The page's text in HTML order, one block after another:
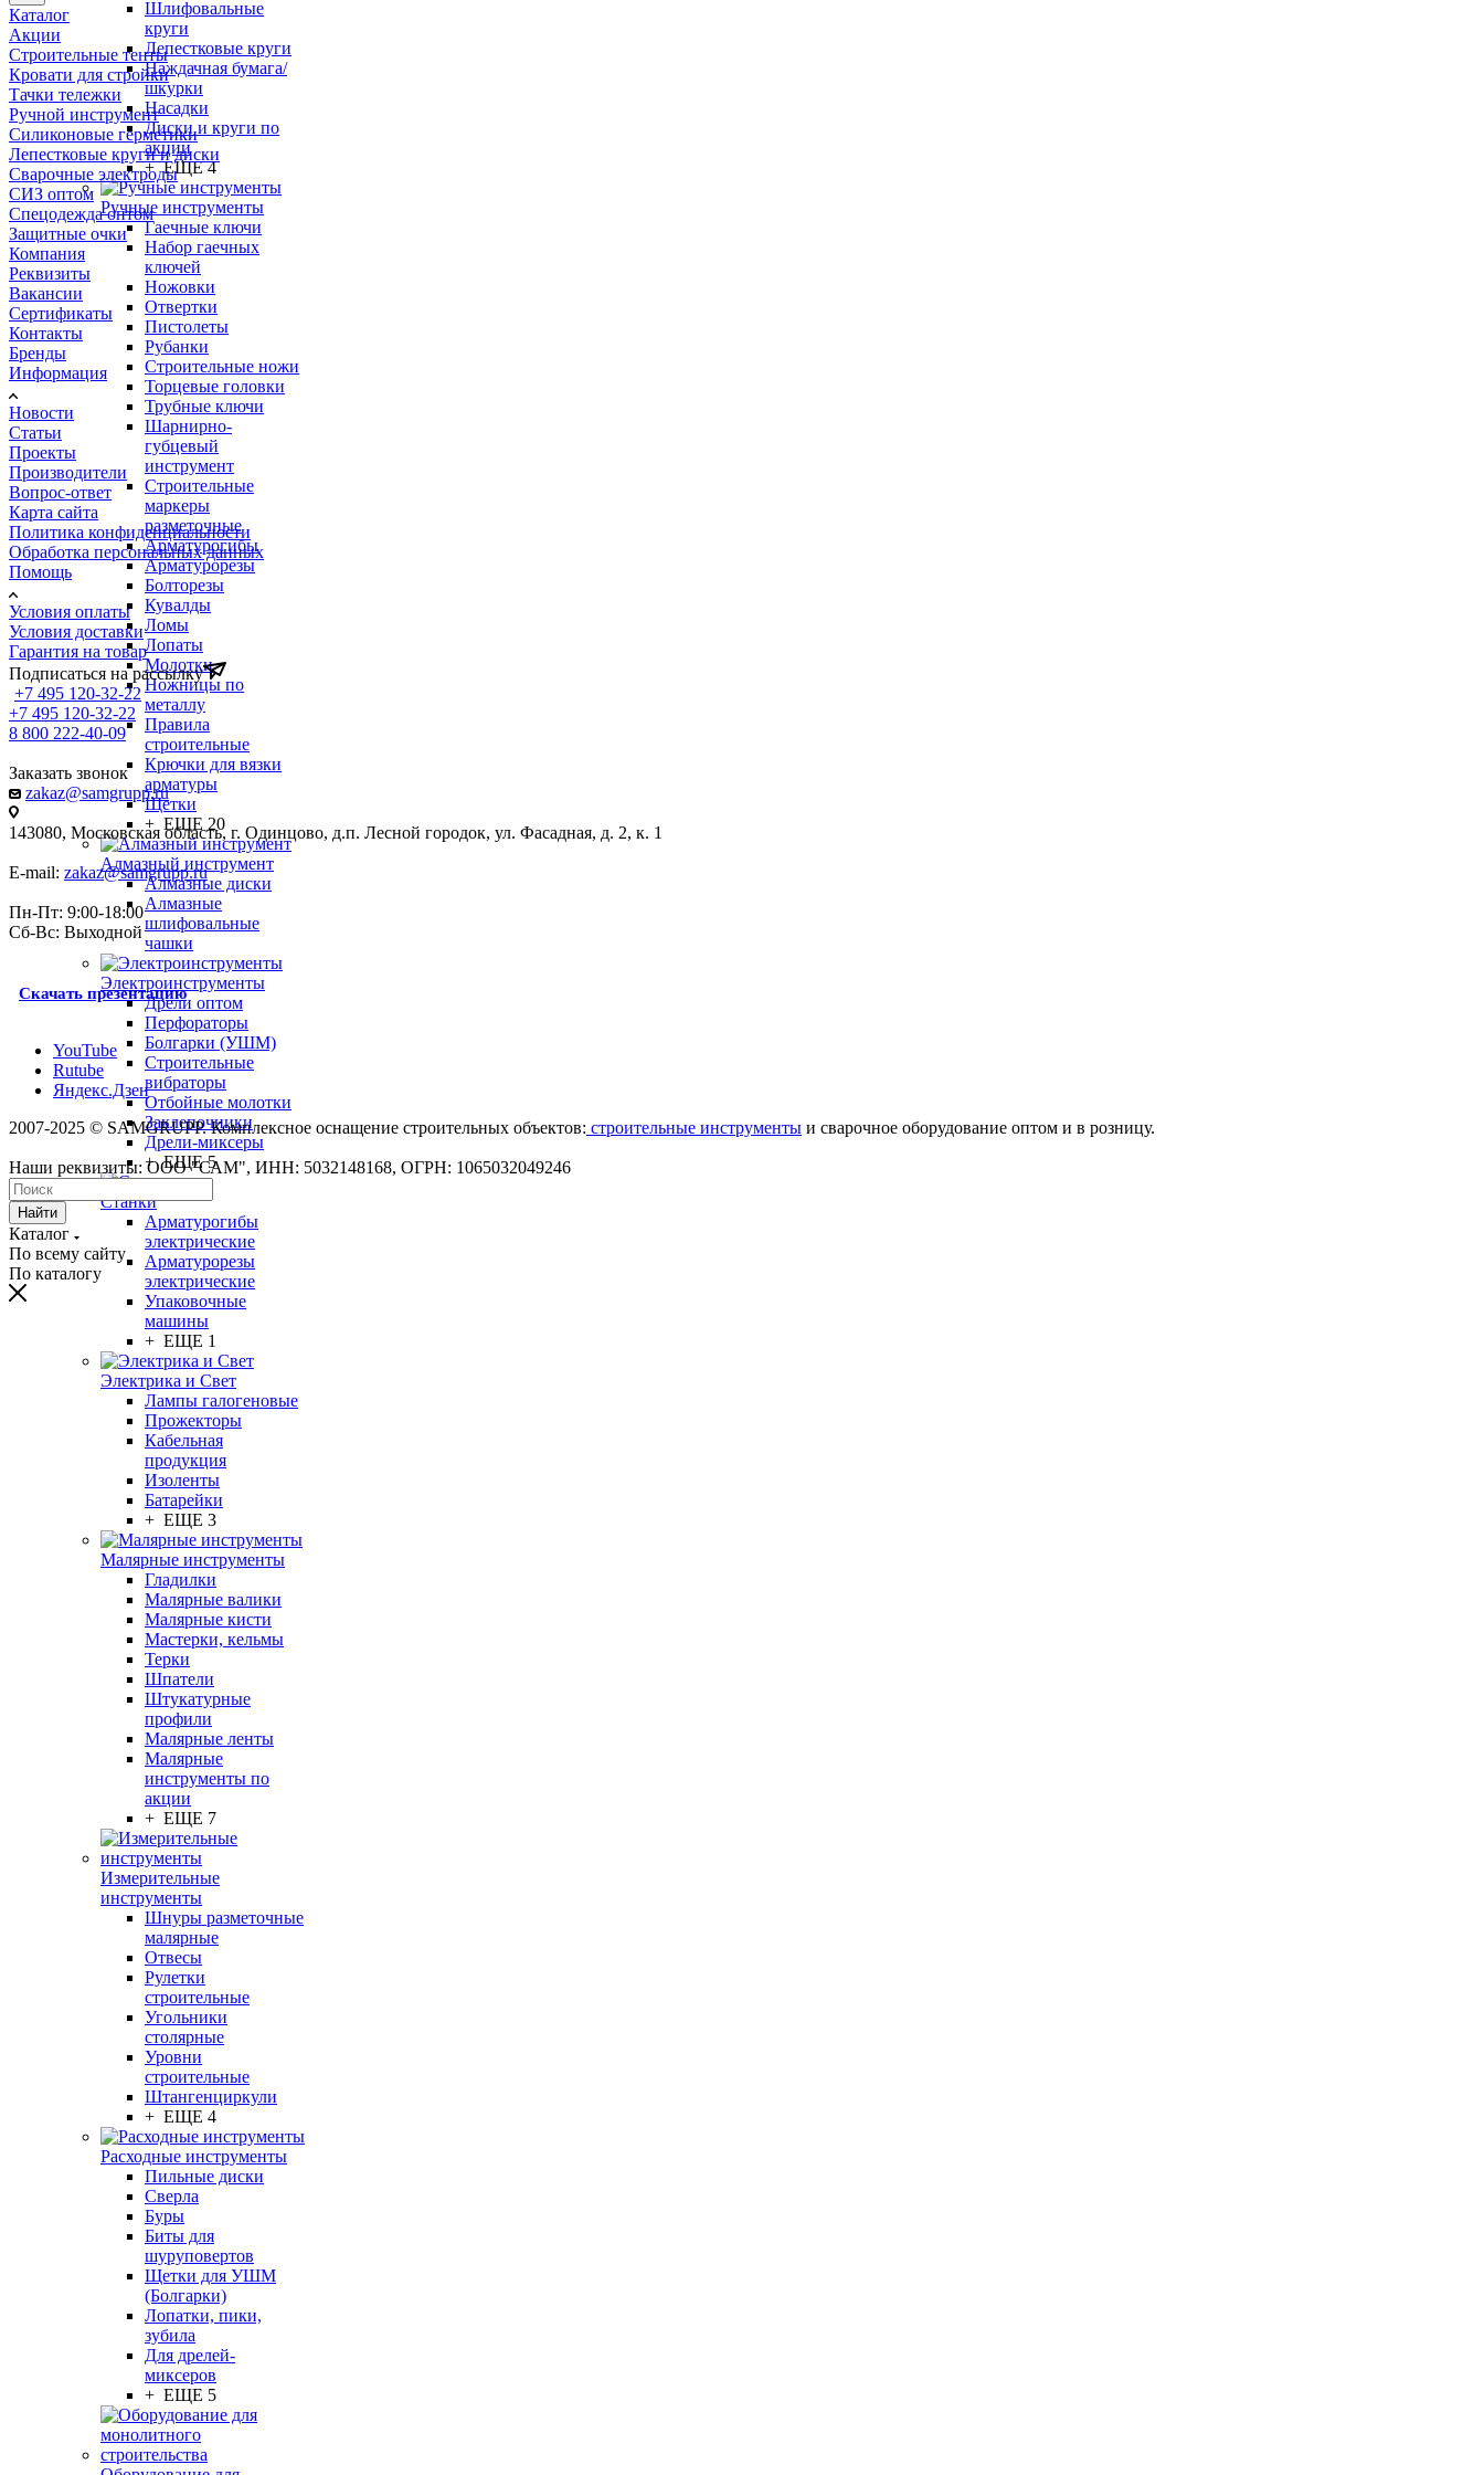
Шлифовальные
круги
Лепестковые круги
Наждачная бумага/
шкурки
Насадки
Диски и круги по
акции
+ ЕЩЕ 4
Ручные инструменты
Гаечные ключи
Набор гаечных
ключей
Ножовки
Отвертки
Пистолеты
Рубанки
Строительные ножи
Торцевые головки
Трубные ключи
Шарнирно-
губцевый
инструмент
Строительные
маркеры
разметочные
Арматурогибы
Арматурорезы
Болторезы
Кувалды
Ломы
Лопаты
Молотки
Ножницы по
металлу
Правила
строительные
Крючки для вязки
арматуры
Щетки
+ ЕЩЕ 20
Алмазный инструмент
Алмазные диски
Алмазные
шлифовальные
чашки
Электроинструменты
Дрели оптом
Перфораторы
Болгарки (УШМ)
Строительные
вибраторы
Отбойные молотки
Заклепочники
Дрели-миксеры
+ ЕЩЕ 5
Станки
Арматурогибы
электрические
Арматурорезы
электрические
Упаковочные
машины
+ ЕЩЕ 1
Электрика и Свет
Лампы галогеновые
Прожекторы
Кабельная
продукция
Изоленты
Батарейки
+ ЕЩЕ 3
Малярные инструменты
Гладилки
Малярные валики
Малярные кисти
Мастерки, кельмы
Терки
Шпатели
Штукатурные
профили
Малярные ленты
Малярные
инструменты по
акции
+ ЕЩЕ 7
Измерительные
инструменты
Шнуры разметочные
малярные
Отвесы
Рулетки
строительные
Угольники
столярные
Уровни
строительные
Штангенциркули
+ ЕЩЕ 4
Расходные инструменты
Пильные диски
Сверла
Буры
Биты для
шуруповертов
Щетки для УШМ
(Болгарки)
Лопатки, пики,
зубила
Для дрелей-
миксеров
+ ЕЩЕ 5
Каталог
Акции
Строительные тенты
Кровати для стройки
Тачки тележки
Ручной инструмент
Силиконовые герметики
Лепестковые круги и диски
Сварочные электроды
СИЗ оптом
Спецодежда оптом
Защитные очки
Компания
Реквизиты
Вакансии
Сертификаты
Контакты
Бренды
Информация
Новости
Статьи
Проекты
Производители
Вопрос-ответ
Карта сайта
Политика конфиденциальности
Обработка персональных данных
Помощь
Условия оплаты
Условия доставки
Гарантия на товар
Подписаться на рассылку
+7 495 120-32-22
+7 495 120-32-22
8 800 222-40-09
Заказать звонок
zakaz@samgrupp.ru
143080, Mосковская область, г. Одинцово, д.п. Лесной городок, ул. Фасадная, д. 2, к. 1
E-mail: zakaz@samgrupp.ru
Пн-Пт: 9:00-18:00
Сб-Вс: Выходной
Скачать презентацию
YouTube
Rutube
Яндекс.Дзен
2007-2025 © SAMGRUPP. Комплексное оснащение строительных объектов: строительные инструменты и сварочное оборудование оптом и в розницу.
Наши реквизиты: ООО "САМ", ИНН: 5032148168, ОГРН: 1065032049246
Найти
Каталог
По всему сайту
По каталогу